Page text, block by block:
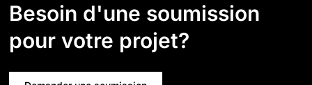
Besoin d'une soumission
pour votre projet?